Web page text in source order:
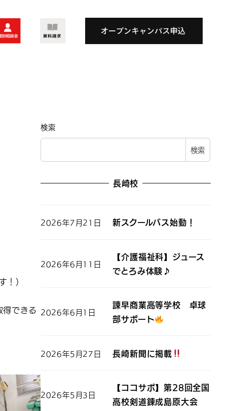
）
できる
検索
検索
長崎校
新スクールバス始動！
2026年7月21日
【介護福祉科】ジュース
でとろみ体験♪
2026年6月11日
諫早商業高等学校 卓球
部サポート
2026年6月1日
長崎新聞に掲載
2026年5月27日
【ココサポ】第28回全国
高校剣道錬成島原大会
2026年5月3日